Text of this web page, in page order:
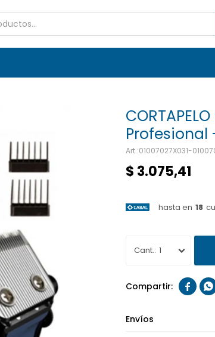
Profesional
01007027X031-
$ 3.075,41
hasta en 18
1
 
Envíos